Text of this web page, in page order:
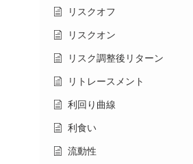
リスクオフ
リスクオン
リスク調整後リターン
リトレースメント
利回り曲線
利食い
流動性